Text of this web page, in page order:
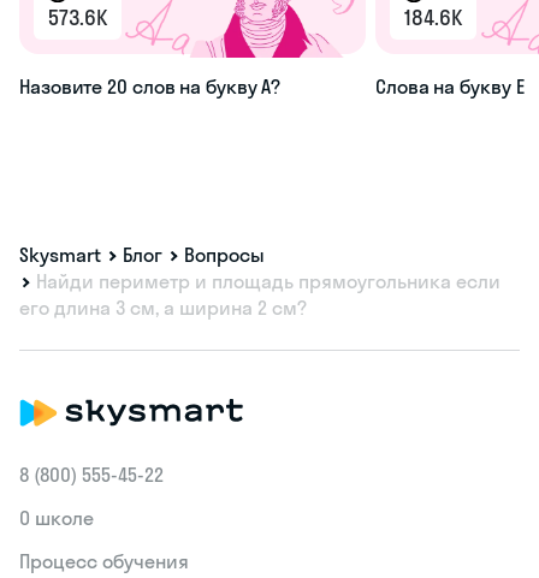
573.6K
Назовите 20 слов на букву А?
184.6K
Слова на букву Е
Skysmart Блог
Вопросы
Найди периметр и площадь прямоугольника если
его длина 3 см, а ширина 2 см?
8 (800) 555‑45-22
О школе
Процесс обучения